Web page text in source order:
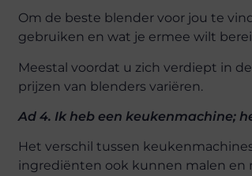
Om de beste blender voor jou te
gebruiken en wat je ermee wilt
Meestal voordat u zich verdiept in
prijzen van blenders variëren.
Ad 4. Ik heb een keukenmachine;
Het verschil tussen
ingrediënten ook kunnen malen en